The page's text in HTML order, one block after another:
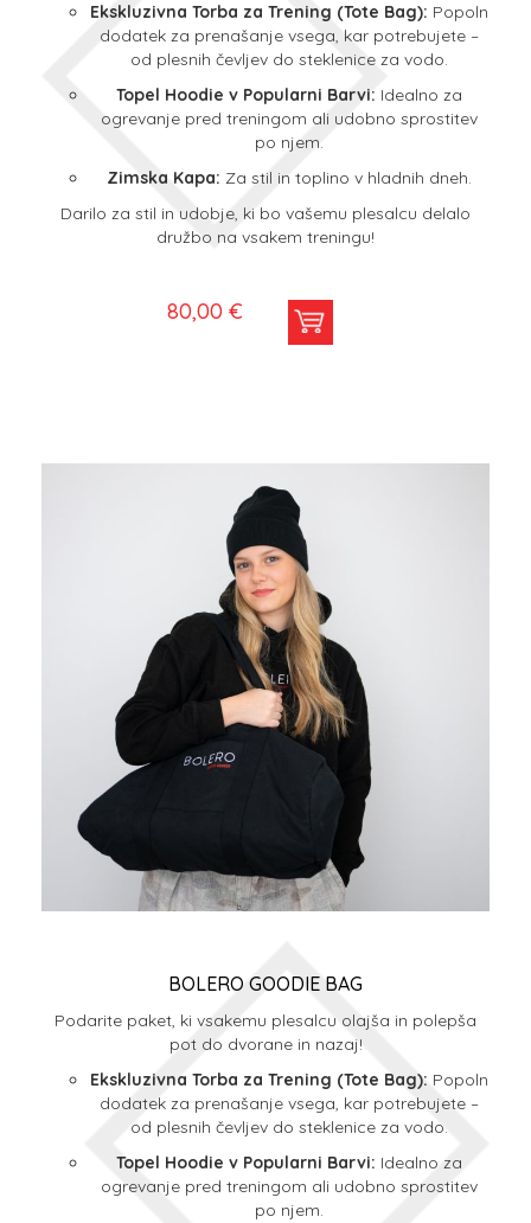
Ekskluzivna Torba za Trening (Tote Bag): Popoln
dodatek za prenašanje vsega, kar potrebujete –
od plesnih čevljev do steklenice za vodo.
Topel Hoodie v Popularni Barvi: Idealno za
ogrevanje pred treningom ali udobno sprostitev
po njem.
Zimska Kapa: Za stil in toplino v hladnih dneh.
Darilo za stil in udobje, ki bo vašemu plesalcu delalo
družbo na vsakem treningu!
80,00 €
BOLERO GOODIE BAG
Podarite paket, ki vsakemu plesalcu olajša in polepša
pot do dvorane in nazaj!
Ekskluzivna Torba za Trening (Tote Bag): Popoln
dodatek za prenašanje vsega, kar potrebujete –
od plesnih čevljev do steklenice za vodo.
Topel Hoodie v Popularni Barvi: Idealno za
ogrevanje pred treningom ali udobno sprostitev
po njem.